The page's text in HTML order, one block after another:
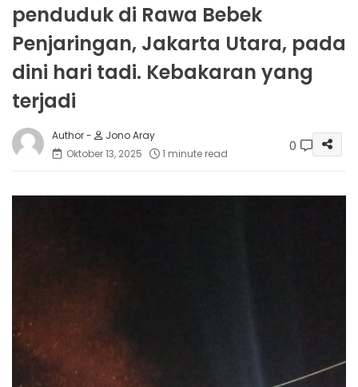
penduduk di Rawa Bebek
Penjaringan, Jakarta Utara, pada
dini hari tadi. Kebakaran yang
terjadi
Jono Aray
Oktober 13, 2025
1 minute read 0